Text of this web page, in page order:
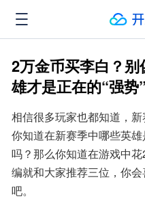
2万金币买李白？
雄才是正在的“强势”
相信很多玩家也都知道，
你知道在新赛季中哪些英
吗？那么你知道在游戏中
编就和大家推荐三位，你
吧。